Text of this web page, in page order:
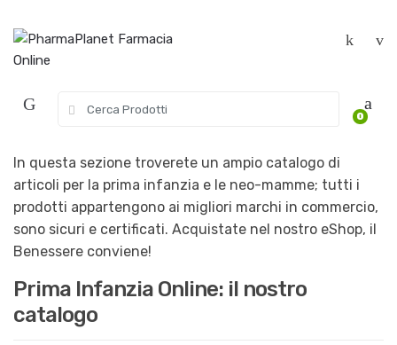
h
f
o
r
0
In questa sezione troverete un ampio catalogo di
articoli per la prima infanzia e le neo-mamme; tutti i
prodotti appartengono ai migliori marchi in commercio,
sono sicuri e certificati. Acquistate nel nostro eShop, il
Benessere conviene!
Prima Infanzia Online: il nostro
catalogo